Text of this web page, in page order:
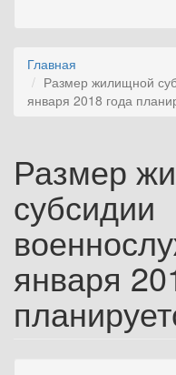
Главная
Размер жилищной
января 2018 года
Размер
субсидии
января